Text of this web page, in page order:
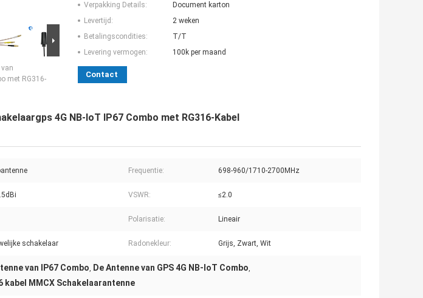
van
met RG316-
Verpakking Details:
Document karton
Levertijd:
2 weken
Betalingscondities:
T/T
Levering vermogen:
100k per maand
Contact
4G NB-IoT IP67 Combo met RG316-Kabel
Frequentie: 698-960/1710-2700MHz
VSWR: ≤2.0
Polarisatie: Lineair
schakelaar Radonekleur: Grijs, Zwart, Wit
van IP67 Combo, De Antenne van GPS 4G NB-IoT Combo,
kabel MMCX Schakelaarantenne